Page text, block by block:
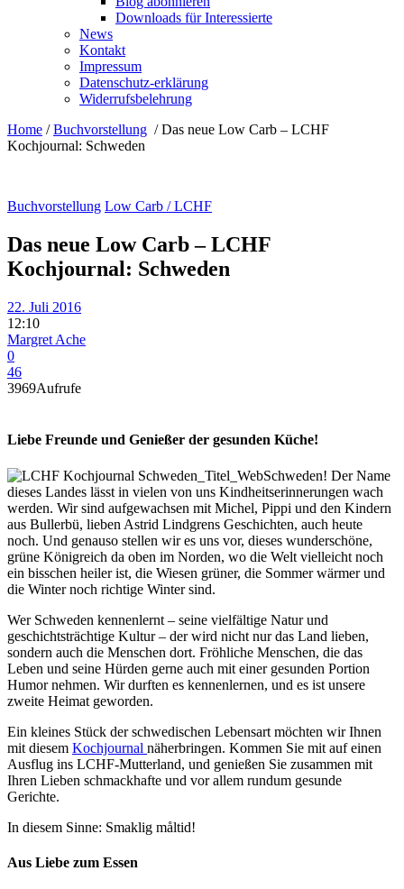
Downloads für Interessierte
News
Kontakt
Impressum
Datenschutz-erklärung
Widerrufsbelehrung
Home /Buchvorstellung /Das neue Low Carb – LCHF
Kochjournal: Schweden
Buchvorstellung Low Carb / LCHF
Das neue Low Carb – LCHF
Kochjournal: Schweden
22. Juli 2016
12:10
Margret Ache
0
46
3969Aufrufe
Liebe Freunde und Genießer der gesunden Küche!
Schweden! Der Name
dieses Landes lässt in vielen von uns Kindheitserinnerungen wach
werden. Wir sind aufgewachsen mit Michel, Pippi und den Kindern
aus Bullerbü, lieben Astrid Lindgrens Geschichten, auch heute
noch. Und genauso stellen wir es uns vor, dieses wunderschöne,
grüne Königreich da oben im Norden, wo die Welt vielleicht noch
ein bisschen heiler ist, die Wiesen grüner, die Sommer wärmer und
die Winter noch richtige Winter sind.
Wer Schweden kennenlernt – seine vielfältige Natur und
geschichtsträchtige Kultur – der wird nicht nur das Land lieben,
sondern auch die Menschen dort. Fröhliche Menschen, die das
Leben und seine Hürden gerne auch mit einer gesunden Portion
Humor nehmen. Wir durften es kennenlernen, und es ist unsere
zweite Heimat geworden.
Ein kleines Stück der schwedischen Lebensart möchten wir Ihnen
mit diesem Kochjournal näherbringen. Kommen Sie mit auf einen
Ausflug ins LCHF-Mutterland, und genießen Sie zusammen mit
Ihren Lieben schmackhafte und vor allem rundum gesunde
Gerichte.
In diesem Sinne: Smaklig måltid!
Aus Liebe zum Essen